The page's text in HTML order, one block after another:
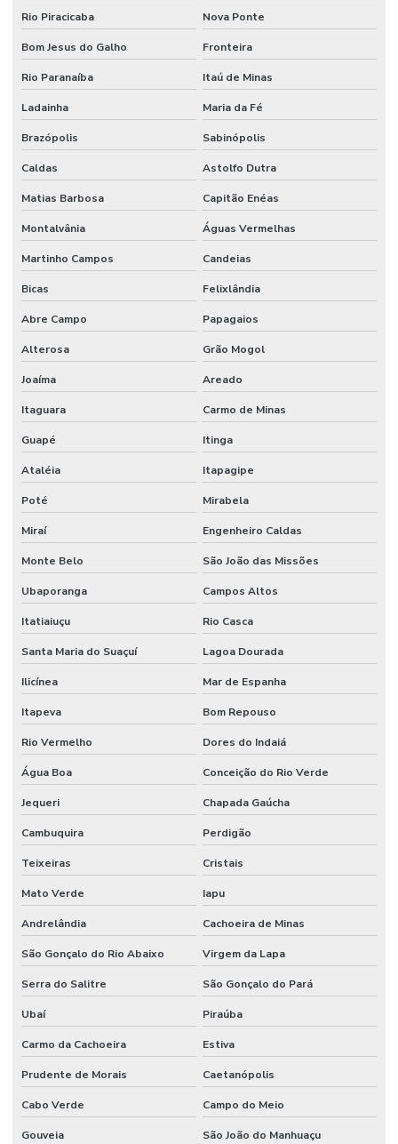
Rio Piracicaba Nova Ponte
Bom Jesus do Galho Fronteira
Rio Paranaíba Itaú de Minas
Ladainha Maria da Fé
Brazópolis Sabinópolis
Caldas Astolfo Dutra
Matias Barbosa Capitão Enéas
Montalvânia Águas Vermelhas
Martinho Campos Candeias
Bicas Felixlândia
Abre Campo Papagaios
Alterosa Grão Mogol
Joaíma Areado
Itaguara Carmo de Minas
Guapé Itinga
Ataléia Itapagipe
Poté Mirabela
Miraí Engenheiro Caldas
Monte Belo São João das Missões
Ubaporanga Campos Altos
Itatiaiuçu Rio Casca
Santa Maria do Suaçuí Lagoa Dourada
Ilicínea Mar de Espanha
Itapeva Bom Repouso
Rio Vermelho Dores do Indaiá
Água Boa Conceição do Rio Verde
Jequeri Chapada Gaúcha
Cambuquira Perdigão
Teixeiras Cristais
Mato Verde Iapu
Andrelândia Cachoeira de Minas
São Gonçalo do Rio Abaixo Virgem da Lapa
Serra do Salitre São Gonçalo do Pará
Ubaí Piraúba
Carmo da Cachoeira Estiva
Prudente de Morais Caetanópolis
Cabo Verde Campo do Meio
Gouveia São João do Manhuaçu